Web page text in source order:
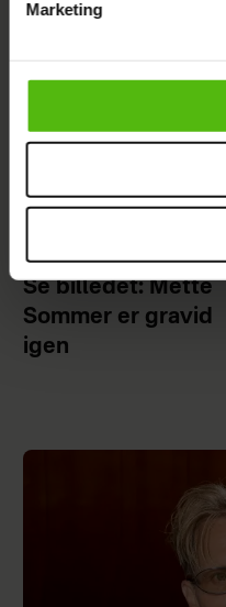
Marketing
Se billedet: Mette
Sommer er gravid
igen